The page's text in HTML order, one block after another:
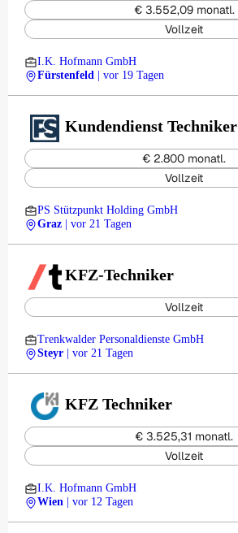
€ 3.552,09 monatl.
Vollzeit
I.K. Hofmann GmbH
Fürstenfeld
| vor 19 Tagen
Kundendienst Techniker
€ 2.800 monatl.
Vollzeit
PS Stützpunkt Holding GmbH
Graz
| vor 21 Tagen
KFZ-Techniker
Vollzeit
Trenkwalder Personaldienste GmbH
Steyr
| vor 21 Tagen
KFZ Techniker
€ 3.525,31 monatl.
Vollzeit
I.K. Hofmann GmbH
Wien
| vor 12 Tagen